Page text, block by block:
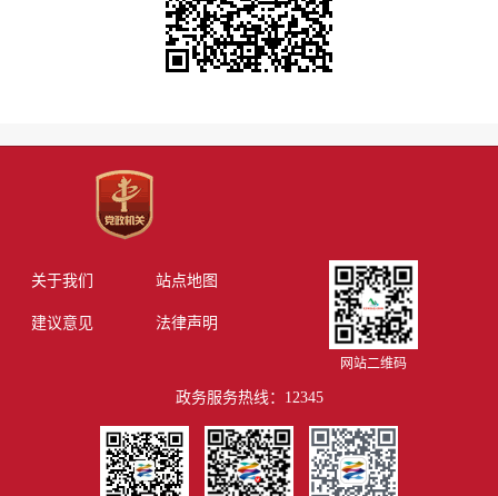
关于我们 站点地图
建议意见 法律声明
网站二维码
政务服务热线：12345